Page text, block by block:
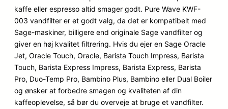
kaffe eller espresso altid smager godt. Pure Wave KWF-
003 vandfilter er et godt valg, da det er kompatibelt med
Sage-maskiner, billigere end originale Sage vandfilter og
giver en høj kvalitet filtrering. Hvis du ejer en Sage Oracle
Jet, Oracle Touch, Oracle, Barista Touch Impress, Barista
Touch, Barista Express Impress, Barista Express, Barista
Pro, Duo-Temp Pro, Bambino Plus, Bambino eller Dual Boiler
og ønsker at forbedre smagen og kvaliteten af din
kaffeoplevelse, så bør du overveje at bruge et vandfilter.